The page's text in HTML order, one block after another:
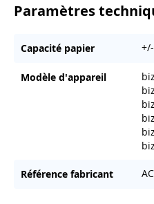
Paramètres
Capacité papier
Modèle d'appareil
Référence fabricant